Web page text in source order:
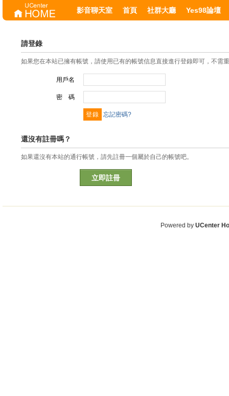
影音聊天室 首頁 社群大廳 Yes98論壇
請登錄
如果您在本站已擁有帳號，請使用已有的帳號信息直接進行登錄即可，不需
用戶名
密 碼
忘記密碼?
還沒有註冊嗎？
如果還沒有本站的通行帳號，請先註冊一個屬於自己的帳號吧。
立即註冊
Powered by UCenter